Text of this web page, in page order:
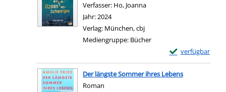
Verfasser: Ho, Joanna
Jahr:2024
Verlag: München, cbj
Mediengruppe: Bücher
verfügbar
Exemplar-Details
Zum Download
Der längste Sommer ihres Lebens
Roman